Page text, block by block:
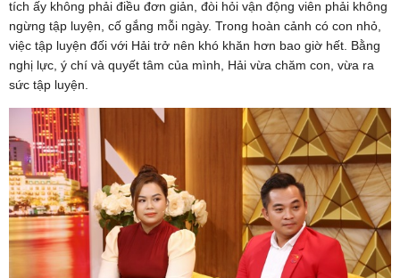
tích ấy không phải điều đơn giản, đòi hỏi vận động viên phải không
ngừng tập luyện, cố gắng mỗi ngày. Trong hoàn cảnh có con nhỏ,
việc tập luyện đối với Hải trở nên khó khăn hơn bao giờ hết. Bằng
nghị lực, ý chí và quyết tâm của mình, Hải vừa chăm con, vừa ra
sức tập luyện.